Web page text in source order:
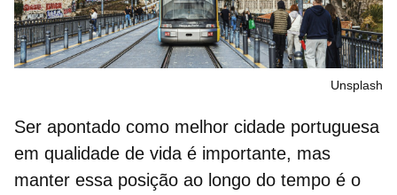
Unsplash
Ser apontado como melhor cidade portuguesa
em qualidade de vida é importante, mas
manter essa posição ao longo do tempo é o